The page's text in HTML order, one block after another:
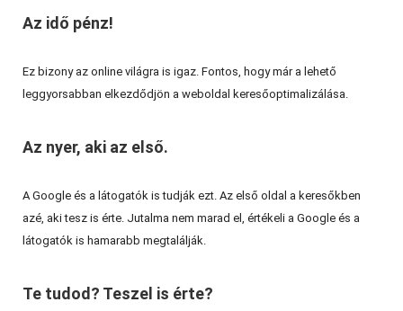
Az idő pénz!
Ez bizony az online világra is igaz. Fontos, hogy már a lehető
leggyorsabban elkezdődjön a weboldal keresőoptimalizálása.
Az nyer, aki az első.
A Google és a látogatók is tudják ezt. Az első oldal a keresőkben
azé, aki tesz is érte. Jutalma nem marad el, értékeli a Google és a
látogatók is hamarabb megtalálják.
Te tudod? Teszel is érte?